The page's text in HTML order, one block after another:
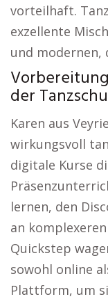
vorteilhaft.
exzellente
und modernen,
der
Karen aus
wirkungsvoll
digitale Kurse
lernen, den
an
Quickstep
sowohl online
Plattform, um